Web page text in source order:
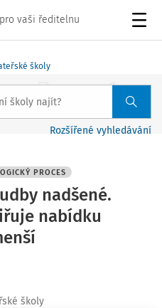
vaši ředitelnu
školy
Rozšířené vyhledávání
PROCES
nadšené.
nabídku
školy